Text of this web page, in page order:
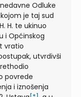
Odluke
je taj sud
H. te ukinuo
i Općinskog
vratio
utvrdivši
povrede
i iznošenja